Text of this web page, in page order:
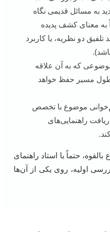
به مسائل قدیمی نگاه
به معنای کشف پدیده
دو نظریه، یا کاربرد
که به آن علاقه
طول مسیر حفظ خواهد
موضوع با تخصص
راهنمایی‌های
حتماً با استاد راهنمای
اولیه، روی یکی از آن‌ها